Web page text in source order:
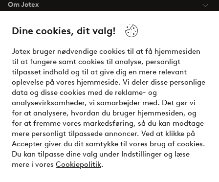
Dine cookies, dit valg!
Jotex bruger nødvendige cookies til at få hjemmesiden
til at fungere samt cookies til analyse, personligt
tilpasset indhold og til at give dig en mere relevant
oplevelse på vores hjemmeside. Vi deler disse personlige
data og disse cookies med de reklame- og
analysevirksomheder, vi samarbejder med. Det gør vi
for at analysere, hvordan du bruger hjemmesiden, og
for at fremme vores markedsføring, så du kan modtage
mere personligt tilpassede annoncer. Ved at klikke på
Accepter giver du dit samtykke til vores brug af cookies.
Du kan tilpasse dine valg under Indstillinger og læse
mere i vores Cookiepolitik.
Om Jotex
Vilkår
Venner
Sikre betalinger - betal nu eller del op
Vil du vide mere om vores betalingsmuligheder?
elpy